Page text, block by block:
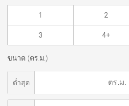
1 2
3 4+
ขนาด (ตร.ม.)
ต่ำสุด